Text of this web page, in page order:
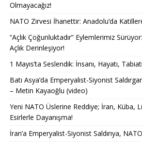
Olmayacağız!
NATO Zirvesi İhanettir: Anadolu’da
“Açlık Çoğunluktadır” Eylemlerimiz
Açlık Derinleşiyor!
1 Mayıs’ta Seslendik: İnsanı, Hayatı,
Batı Asya’da Emperyalist-Siyonist
– Metin Kayaoğlu (video)
Yeni NATO Üslerine Reddiye; İran, Küba,
Esirlerle Dayanışma!
İran’a Emperyalist-Siyonist Saldırıya,